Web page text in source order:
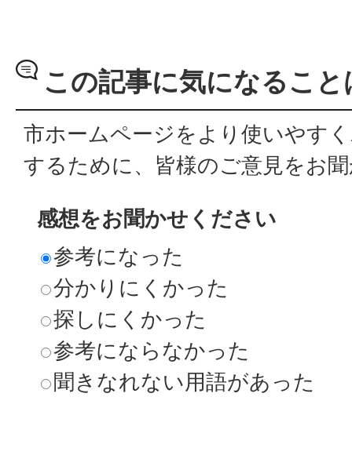
この記事に気になるこ
市ホームページをより使いやす
するために、皆様のご意見をお
感想をお聞かせください
参考になった
分かりにくかった
探しにくかった
参考にならなかった
聞きなれない用語があった